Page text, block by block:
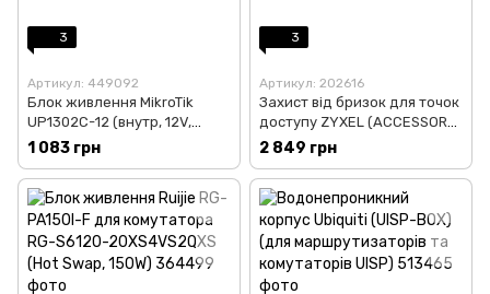
3
Артикул: 449092
Блок живлення MikroTik
UP1302C-12 (внутр, 12V,
10.8A, для CCR1036 ser)
1 083 грн
3
Артикул: 202616
Захист від бризок для точок
доступу ZYXEL (ACCESSORY-
ZZ0102F)
2 849 грн